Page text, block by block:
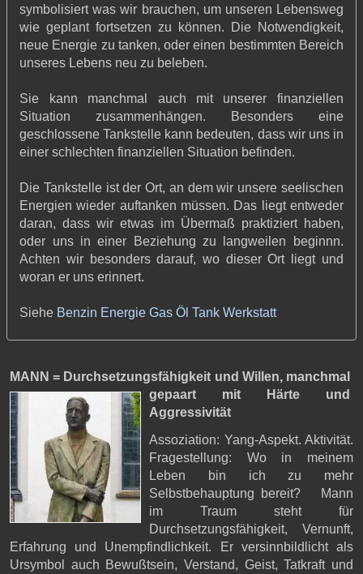
symbolisiert was wir brauchen, um unseren Lebensweg
wie geplant fortsetzen zu können. Die Notwendigkeit,
neue Energie zu tanken, oder einen bestimmten Bereich
unseres Lebens neu zu beleben.
Sie kann manchmal auch mit unserer finanziellen
Situation zusammenhängen. Besonders eine
geschlossene Tankstelle kann bedeuten, dass wir uns in
einer schlechten finanziellen Situation befinden.
Die Tankstelle ist der Ort, an dem wir unsere seelischen
Energien wieder auftanken müssen. Das liegt entweder
daran, dass wir etwas im Übermaß praktiziert haben,
oder uns in einer Beziehung zu langweilen beginnn.
Achten wir besonders darauf, wo dieser Ort liegt und
woran er uns erinnert.
Siehe Benzin Energie Gas Öl Tank Werkstatt
MANN = Durchsetzungsfähigkeit und Willen, manchmal
gepaart mit Härte und
Aggressivität
Assoziation: Yang-Aspekt. Aktivität.
Fragestellung: Wo in meinem
Leben bin ich zu mehr
Selbstbehauptung bereit? Mann
im Traum steht für
Durchsetzungsfähigkeit, Vernunft,
Erfahrung und Unempfindlichkeit. Er versinnbildlicht als
Ursymbol auch Bewußtsein, Verstand, Geist, Tatkraft und